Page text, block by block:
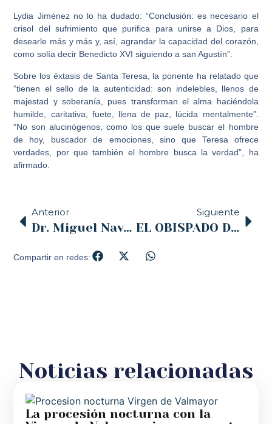
Lydia Jiménez no lo ha dudado: “Conclusión: es necesario el
crisol del sufrimiento que purifica para unirse a Dios, para
desearle más y más y, así, agrandar la capacidad del corazón,
como solía decir Benedicto XVI siguiendo a san Agustín”.
Sobre los éxtasis de Santa Teresa, la ponente ha relatado que
“tienen el sello de la autenticidad: son indelebles, llenos de
majestad y soberanía, pues transforman el alma haciéndola
humilde, caritativa, fuete, llena de paz, lúcida mentalmente”.
“No son alucinógenos, como los que suele buscar el hombre
de hoy, buscador de emociones, sino que Teresa ofrece
verdades, por que también el hombre busca la verdad”, ha
afirmado.
Anterior
Dr. Miguel Navarro: “Teresa de Jesús muestra que la verdadera revolución es la santidad”
Siguiente
EL OBISPADO DE SANTANDER MUESTRA SU DESACUERDO ANTE EL ANUNCIO DE REDUCIR EN UNA HORA LA CLASE DE RELIGIÓN, Y DE IMPLANTAR DE NUEVO LA EDUCACIÓN PARA LA CIUDADANIA
Compartir en redes:
Noticias relacionadas
La procesión nocturna con la